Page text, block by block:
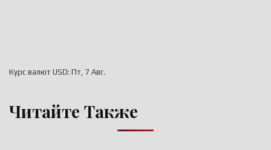
Курс валют USD: Пт, 7 Авг.
Читайте Также